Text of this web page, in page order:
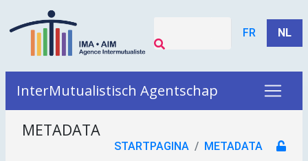
FR NL
InterMutualistisch Agentschap
METADATA
STARTPAGINA METADATA